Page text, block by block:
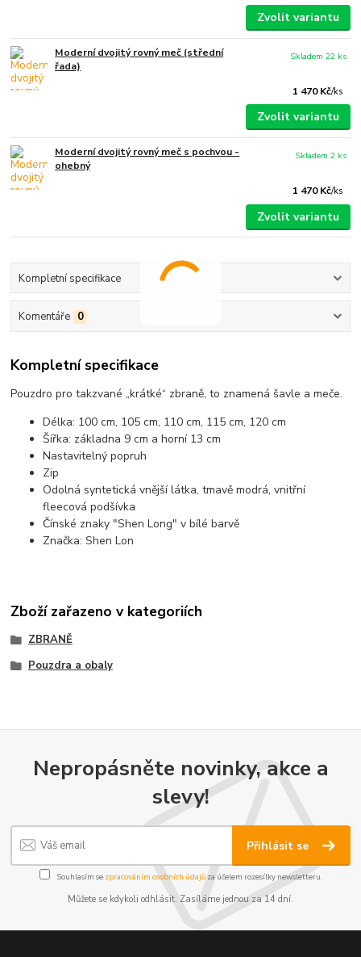
Zvolit variantu
Moderní dvojitý rovný meč (střední
řada)
1 470 Kč/ks
Skladem 22 ks
Zvolit variantu
Moderní dvojitý rovný meč s pochvou -
ohebný
1 470 Kč/ks
Skladem 2 ks
Zvolit variantu
Kompletní specifikace
Komentáře 0
Kompletní specifikace
Pouzdro pro takzvané „krátké“ zbraně, to znamená šavle a meče.
Délka: 100 cm, 105 cm, 110 cm, 115 cm, 120 cm
Šířka: základna 9 cm a horní 13 cm
Nastavitelný popruh
Zip
Odolná syntetická vnější látka, tmavě modrá, vnitřní
fleecová podšívka
Čínské znaky "Shen Long" v bílé barvě
Značka: Shen Lon
Zboží zařazeno v kategoriích
ZBRANĚ
Pouzdra a obaly
Nepropásněte novinky, akce a
slevy!
Přihlásit se
Souhlasím se zpracováním osobních údajůza účelem rozesílky newsletteru.
Můžete se kdykoli odhlásit. Zasíláme jednou za 14 dní.